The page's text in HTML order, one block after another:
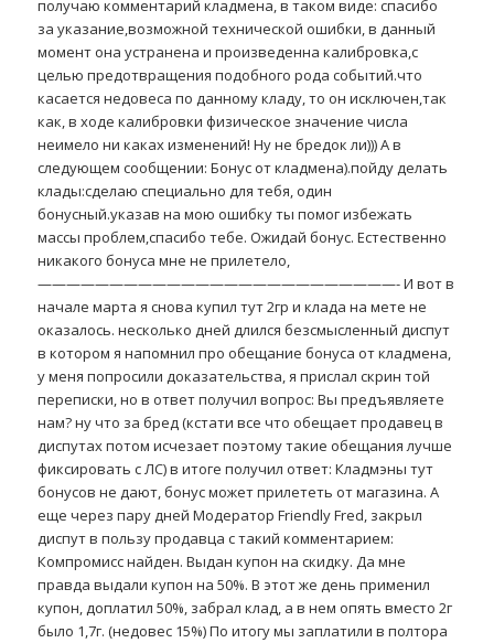
получаю комментарий кладмена, в таком виде: спасибо
за указание,возможной технической ошибки, в данный
момент она устранена и произведенна калибровка,с
целью предотвращения подобного рода событий.что
касается недовеса по данному кладу, то он исключен,так
как, в ходе калибровки физическое значение числа
неимело ни каках изменений! Ну не бредок ли))) А в
следующем сообщении: Бонус от кладмена).пойду делать
клады:сделаю специально для тебя, один
бонусный.указав на мою ошибку ты помог избежать
массы проблем,спасибо тебе. Ожидай бонус. Естественно
никакого бонуса мне не прилетело,
—————————————————————————- И вот в
начале марта я снова купил тут 2гр и клада на мете не
оказалось. несколько дней длился безсмысленный диспут
в котором я напомнил про обещание бонуса от кладмена,
у меня попросили доказательства, я прислал скрин той
переписки, но в ответ получил вопрос: Вы предъявляете
нам? ну что за бред (кстати все что обещает продавец в
диспутах потом исчезает поэтому такие обещания лучше
фиксировать с ЛС) в итоге получил ответ: Кладмэны тут
бонусов не дают, бонус может прилететь от магазина. А
еще через пару дней Модератор Friendly Fred, закрыл
диспут в пользу продавца с такий комментарием:
Компромисс найден. Выдан купон на скидку. Да мне
правда выдали купон на 50%. В этот же день применил
купон, доплатил 50%, забрал клад, а в нем опять вместо 2г
было 1,7г. (недовес 15%) По итогу мы заплатили в полтора